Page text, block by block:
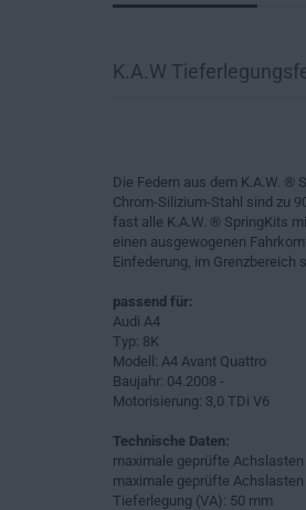
K.A.W
Die Federn aus dem K.A.W. ®
Chrom-Silizium-Stahl sind zu
fast alle K.A.W. ® SpringKits
einen ausgewogenen
Einfederung, im Grenzbereich
passend für:
Audi A4
Typ: 8K
Modell: A4 Avant Quattro
Baujahr: 04.2008 -
Motorisierung: 3,0 TDi V6
Technische Daten:
maximale geprüfte Achslasten
maximale geprüfte Achslasten
Tieferlegung (VA): 50 mm